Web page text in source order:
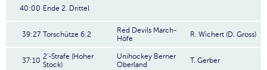
40:00 Ende 2. Drittel
39:27 Torschütze 6:2
Red Devils March-
Höfe
R. Wichert (D. Gross)
37:10 2'-Strafe (Hoher
Stock)
Unihockey Berner
Oberland
T. Gerber